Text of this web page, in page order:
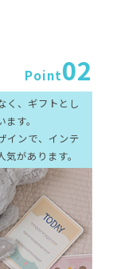
Point02
く、ギフトとし
す。
インで、インテ
気があります。